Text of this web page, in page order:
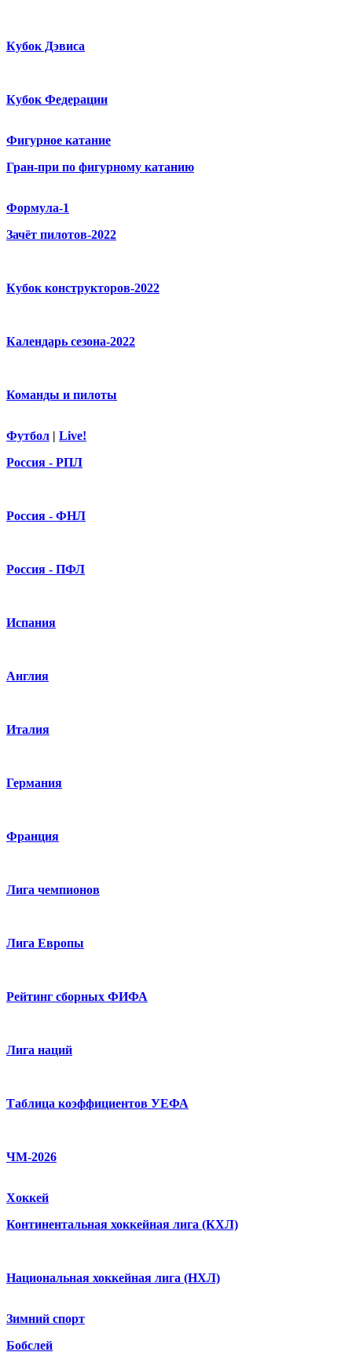
Кубок Дэвиса
Кубок Федерации
Фигурное катание
Гран-при по фигурному катанию
Формула-1
Зачёт пилотов-2022
Кубок конструкторов-2022
Календарь сезона-2022
Команды и пилоты
Футбол | Live!
Россия - РПЛ
Россия - ФНЛ
Россия - ПФЛ
Испания
Англия
Италия
Германия
Франция
Лига чемпионов
Лига Европы
Рейтинг сборных ФИФА
Лига наций
Таблица коэффициентов УЕФА
ЧМ-2026
Хоккей
Континентальная хоккейная лига (КХЛ)
Национальная хоккейная лига (НХЛ)
Зимний спорт
Бобслей